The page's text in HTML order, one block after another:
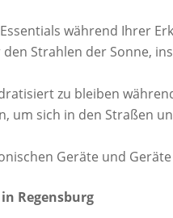
während Ihrer
Strahlen der Sonne,
zu bleiben
um sich in den Straßen
Geräte und
Regensburg